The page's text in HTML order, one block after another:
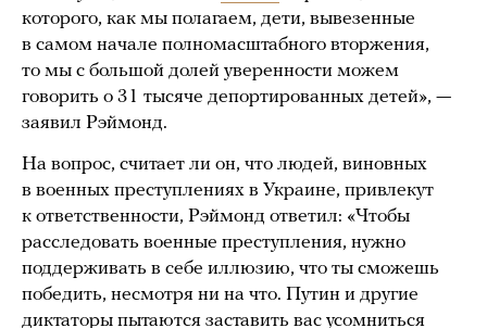
которого, как мы полагаем, дети, вывезенные
в самом начале полномасштабного вторжения,
то мы с большой долей уверенности можем
говорить о 31 тысяче депортированных детей», —
заявил Рэймонд.
На вопрос, считает ли он, что людей, виновных
в военных преступлениях в Украине, привлекут
к ответственности, Рэймонд ответил: «Чтобы
расследовать военные преступления, нужно
поддерживать в себе иллюзию, что ты сможешь
победить, несмотря ни на что. Путин и другие
диктаторы пытаются заставить вас усомниться